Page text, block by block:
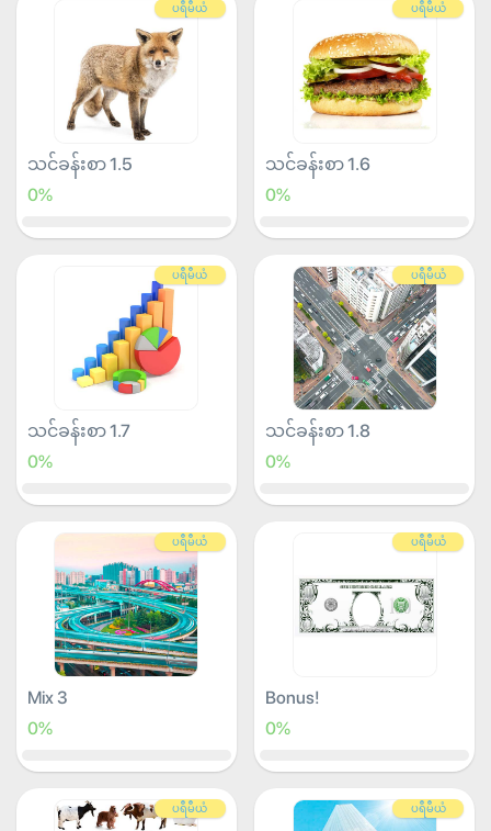
ပရီမီယံ
သင်ခန်းစာ 1.5
0%
ပရီမီယံ
သင်ခန်းစာ 1.6
0%
ပရီမီယံ
သင်ခန်းစာ 1.7
0%
ပရီမီယံ
သင်ခန်းစာ 1.8
0%
ပရီမီယံ
Mix 3
0%
ပရီမီယံ
Bonus!
0%
ပရီမီယံ ပရီမီယံ